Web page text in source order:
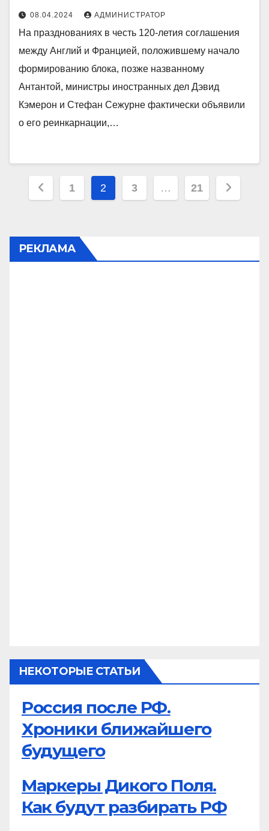
08.04.2024 АДМИНИСТРАТОР
На празднованиях в честь 120-летия соглашения
между Англий и Францией, положившему начало
формированию блока, позже названному
Антантой, министры иностранных дел Дэвид
Кэмерон и Стефан Сежурне фактически объявили
о его реинкарнации,…
Пагинация
1 2 3 … 21
РЕКЛАМА
НЕКОТОРЫЕ СТАТЬИ
Россия после РФ.
Хроники ближайшего
будущего
Маркеры Дикого Поля.
Как будут разбирать РФ